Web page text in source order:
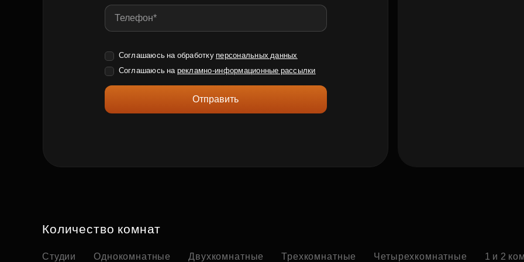
Соглашаюсь на обработку персональных данных
Соглашаюсь на рекламно-информационные рассылки
Отправить
Количество комнат
Студии Однокомнатные Двухкомнатные Трехкомнатные Четырехкомнатные 1 и 2